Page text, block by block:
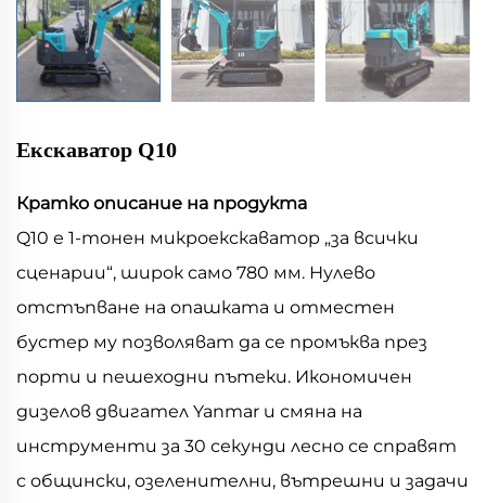
Екскаватор Q10
Кратко описание на продукта
Q10 е 1-тонен микроекскаватор „за всички
сценарии“, широк само 780 мм. Нулево
отстъпване на опашката и отместен
бустер му позволяват да се промъква през
порти и пешеходни пътеки. Икономичен
дизелов двигател Yanmar и смяна на
инструменти за 30 секунди лесно се справят
с общински, озеленителни, вътрешни и задачи